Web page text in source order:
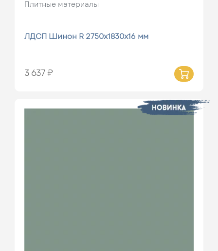
Плитные материалы
ЛДСП Шинон R 2750х1830х16 мм
3 637 ₽